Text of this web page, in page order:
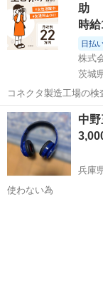
助
時
日払
株式
茨城
コネクタ製造工場の
日128日★クリーンル
★就業先食堂利用可！日
工場のお仕事 ◇コネク
茨城 常陸大宮市
中
兵庫
使わない為